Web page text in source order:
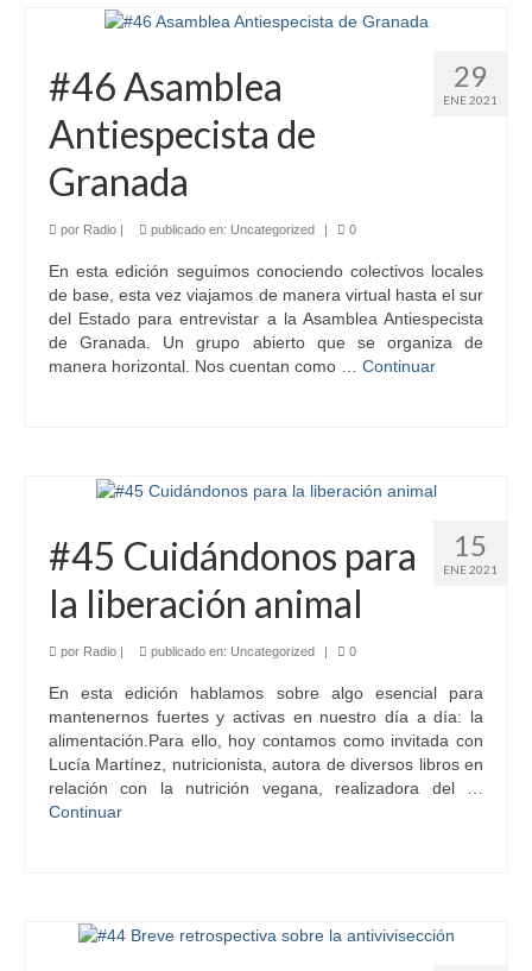
29
ENE 2021
#46 Asamblea
Antiespecista de
Granada
por Radio publicado en: Uncategorized 0
En esta edición seguimos conociendo colectivos locales
de base, esta vez viajamos de manera virtual hasta el sur
del Estado para entrevistar a la Asamblea Antiespecista
de Granada. Un grupo abierto que se organiza de
manera horizontal. Nos cuentan como … Continuar
15
ENE 2021
#45 Cuidándonos para
la liberación animal
por Radio | publicado en: Uncategorized | 0
En esta edición hablamos sobre algo esencial para
mantenernos fuertes y activas en nuestro día a día: la
alimentación.Para ello, hoy contamos como invitada con
Lucía Martínez, nutricionista, autora de diversos libros en
relación con la nutrición vegana, realizadora del …
Continuar